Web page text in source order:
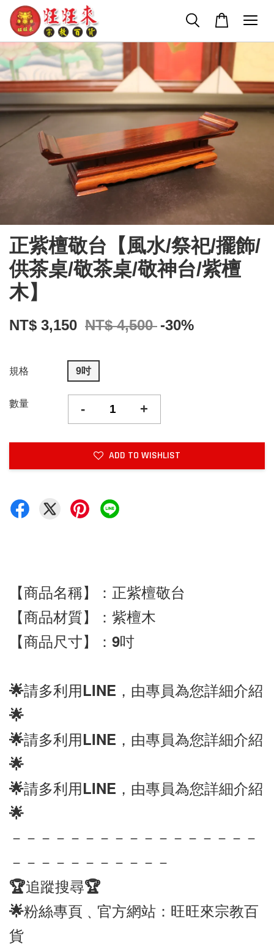
正紫檀敬台【風水/祭祀/擺飾/
供茶桌/敬茶桌/敬神台/紫檀
木】
NT$ 3,150 NT$ 4,500 -30%
規格 9吋
數量 - +
ADD TO WISHLIST
【商品名稱】：正紫檀敬台
【商品材質】：紫檀木
【商品尺寸】：9吋
🌟請多利用LINE，由專員為您詳細介紹
🌟
🌟請多利用LINE ，由專員為您詳細介紹
🌟
🌟請多利用LINE ，由專員為您詳細介紹
🌟
－－－－－－－－－－－－－－－－－
－－－－－－－－－－－
🏆追蹤搜尋🏆
🌟粉絲專頁﹑官方網站：旺旺來宗教百
貨